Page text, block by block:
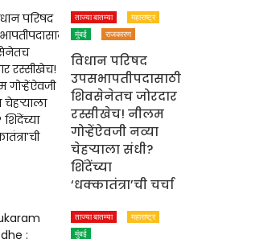
ताज्या बातम्या
महाराष्ट्र
मुंबई
राजकारण
विधान परिषद
उपसभापतीपदासाठी
शिवसेनेतच जोरदार
रस्सीखेच! नीलम
गोऱ्हेंऐवजी नव्या
चेहऱ्याला संधी?
शिंदेंच्या
‘धक्कातंत्रा’ची चर्चा
ताज्या बातम्या
महाराष्ट्र
मुंबई